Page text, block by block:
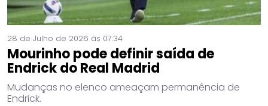
28 de Julho de 2026 às 07:34
Mourinho pode definir saída de
Endrick do Real Madrid
Mudanças no elenco ameaçam permanência de
Endrick.